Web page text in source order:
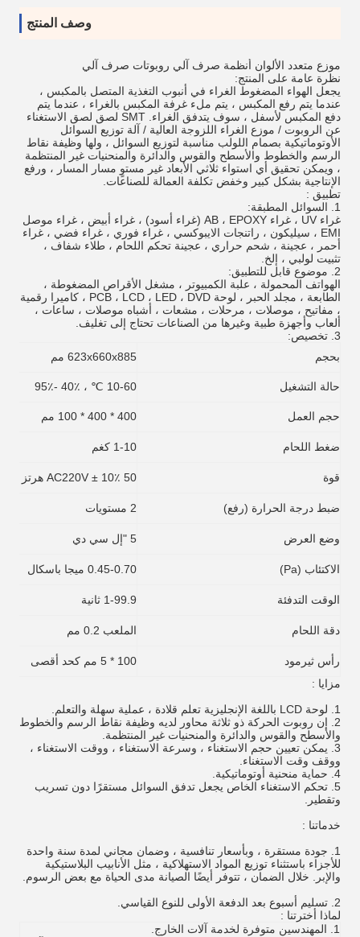
وصف المنتج
موزع متعدد الألوان أنظمة صرف آلي روبوتات صرف آلي
نظرة عامة على المنتج:
يجعل الهواء المضغوط الغراء في أنبوب التغذية المتصل بالمكبس ،
عندما يتم رفع المكبس ، يتم ملء غرفة المكبس بالغراء ، عندما يتم
دفع المكبس لأسفل ، سوف يتدفق الغراء.
SMT لصق لصق الاستغناء
عن الروبوت / موزع الغراء اللزوجة العالية / آلة توزيع السوائل
الأوتوماتيكية بصمام اللولب مناسبة لتوزيع السوائل ، ولها وظيفة نقاط
الرسم والخطوط والأسطح والقوس والدائرة والمنحنيات غير المنتظمة
، ويمكن تحقيق أي استواء ثلاثي الأبعاد غير مستوٍ مسار المسار ، ورفع
الإنتاجية بشكل كبير وخفض تكلفة العمالة للصناعات.
تطبيق :
1. السوائل المطبقة:
غراء UV ، غراء AB ، EPOXY (غراء أسود) ، غراء أبيض ، غراء موصل
EMI ، سيليكون ، راتنجات الايبوكسي ، غراء فوري ، غراء فضي ، غراء
أحمر ، عجينة ، شحم حراري ، عجينة تحكم اللحام ، طلاء شفاف ،
تثبيت لولبي ، إلخ.
2.
موضوع قابل للتطبيق:
الهواتف المحمولة ، علبة الكمبيوتر ، مشغل الأقراص المضغوطة ،
الطابعة ، مجلد الحبر ، لوحة PCB ، LCD ، LED ، DVD ، كاميرا رقمية
، مفاتيح ، موصلات ، مرحلات ، مشعات ، أشباه موصلات ، ساعات ،
ألعاب وأجهزة طبية وغيرها من الصناعات تحتاج إلى تغليف.
3. تخصيص:
بحجم
623x660x885 مم
حالة التشغيل 10-60 ℃ ، 40٪ -95٪
حجم العمل 400 * 400 * 100 مم
ضغط اللحام 1-10 كغم
قوة AC220V ± 10٪ 50 هرتز ، 2300 واط
ضبط درجة الحرارة (رفع) 2 مستويات
وضع العرض 5 "إل سي دي
الاكتئاب (Pa) 0.45-0.70 ميجا باسكال
الوقت التدفئة 1-99.9 ثانية
دقة اللحام الملعب 0.2 مم
رأس ثيرمود
100 * 5 مم كحد أقصى
مزايا :
1.
لوحة LCD باللغة الإنجليزية تعلم قلادة ، عملية سهلة والتعلم.
2.
إن روبوت الحركة ذو ثلاثة محاور لديه وظيفة نقاط الرسم والخطوط
والأسطح والقوس والدائرة والمنحنيات غير المنتظمة.
3. يمكن تعيين حجم الاستغناء ، وسرعة الاستغناء ، ووقت الاستغناء ،
ووقف وقت الاستغناء.
4. حماية منحنية أوتوماتيكية.
5. تحكم الاستغناء الخاص يجعل تدفق السوائل مستقرًا دون تسريب
وتقطير.
خدماتنا :
1.
جودة مستقرة ، وبأسعار تنافسية ، وضمان مجاني لمدة سنة واحدة
للأجزاء باستثناء توزيع المواد الاستهلاكية ، مثل الأنابيب البلاستيكية
والإبر.
خلال الضمان ، تتوفر أيضًا الصيانة مدى الحياة مع بعض الرسوم.
2. تسليم أسبوع بعد الدفعة الأولى للنوع القياسي.
لماذا أخترتنا :
1. المهندسين متوفرة لخدمة آلات الخارج.